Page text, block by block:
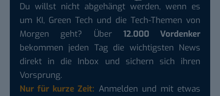
Du willst nicht abgehängt werden, wenn es
um KI, Green Tech und die Tech-Themen von
Morgen geht? Über 12.000 Vordenker
bekommen jeden Tag die wichtigsten News
direkt in die Inbox und sichern sich ihren
Vorsprung.
Nur für kurze Zeit: Anmelden und mit etwas